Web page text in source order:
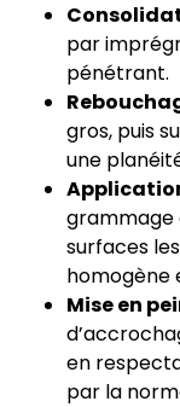
par
pénétrant.
gros, puis
une
grammage
surfaces
homogène
Mise en
en
par la